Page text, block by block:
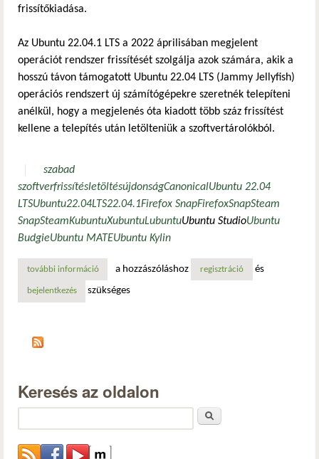
frissítőkiadása.
Az Ubuntu 22.04.1 LTS a 2022 áprilisában megjelent
operációt rendszer frissítését szolgálja azok számára, akik a
hosszú távon támogatott Ubuntu 22.04 LTS (Jammy Jellyfish)
operációs rendszert új számítógépekre szeretnék telepíteni
anélkül, hogy a megjelenés óta kiadott több száz frissítést
kellene a telepítés után letölteniük a szoftvertárolókból.
szabad
szoftverfrissítésletöltésújdonságCanonicalUbuntu 22.04
LTSUbuntu22.04LTS22.04.1Firefox SnapFirefoxSnapSteam
SnapSteamKubuntuXubuntuLubuntuUbuntu StudioUbuntu
BudgieUbuntu MATEUbuntu Kylin
további információitt az ubuntu 22.04 lts első frissítése és megnyílt a
a hozzászóláshoz regisztráció és
bejelentkezés szükséges
Keresés az oldalon